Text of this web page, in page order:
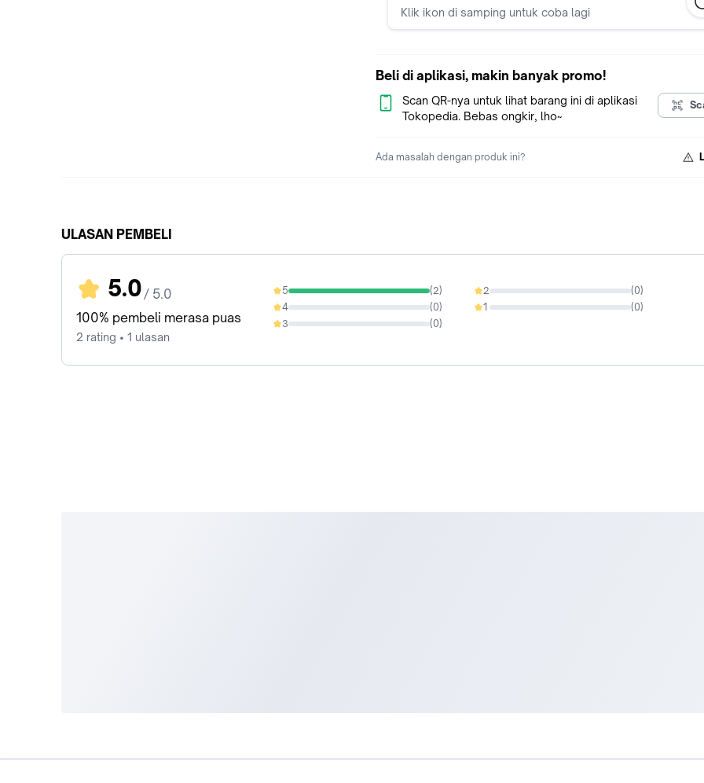
Klik ikon di samping untuk coba lagi
Beli di aplikasi, makin banyak promo!
Scan QR-nya untuk lihat barang ini di aplikasi
Tokopedia. Bebas ongkir, lho~
Ada masalah dengan produk ini?
ULASAN PEMBELI
5.0 / 5.0
100% pembeli merasa puas
2 rating • 1 ulasan
5 (2)
100%
4 (0)
0%
3 (0)
0%
2 (0)
0%
1 (0)
0%